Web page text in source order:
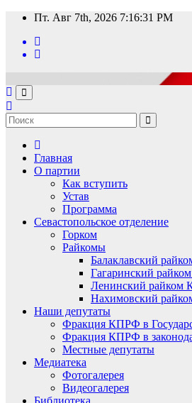
Перейти
содержимому
Пт. Авг 7th, 2026 7:16:31 PM
Главная
О партии
Как вступить
Устав
Программа
Севастопольское отделение
Горком
Райкомы
Балаклавский
Гагаринский
Ленинский райком
Нахимовский
Наши депутаты
Фракция КПРФ в
Фракция КПРФ в
Местные депутаты
Медиатека
Фотогалерея
Видеогалерея
Библиотека